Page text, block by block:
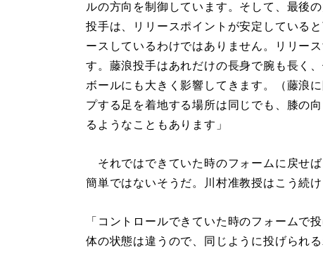
ルの方向を制御しています。そして、最後
投手は、リリースポイントが安定している
ースしているわけではありません。リリー
す。藤浪投手はあれだけの長身で腕も長く
ボールにも大きく影響してきます。（藤浪
プする足を着地する場所は同じでも、膝の
るようなこともあります」
それではできていた時のフォームに戻せ
簡単ではないそうだ。川村准教授はこう続け
「コントロールできていた時のフォームで
体の状態は違うので、同じように投げられ